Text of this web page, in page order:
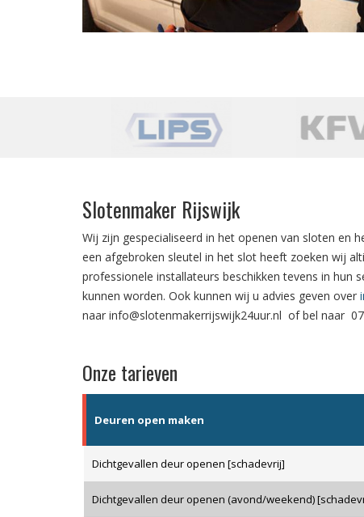
Slotenmaker Rijswijk
Wij zijn gespecialiseerd in het openen van sloten en
een afgebroken sleutel in het slot heeft zoeken wij
professionele installateurs beschikken tevens in hun
kunnen worden. Ook kunnen wij u advies geven over
naar info@slotenmakerrijswijk24uur.nl of bel naar
Onze tarieven
Deuren open maken
Dichtgevallen deur openen [schadevrij]
Dichtgevallen deur openen (avond/weekend)